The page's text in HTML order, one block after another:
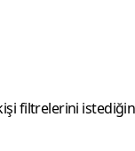
filtrelerini